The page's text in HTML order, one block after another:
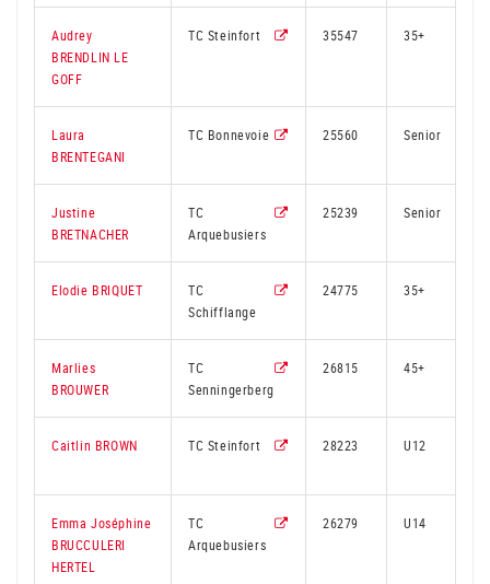
Audrey
BRENDLIN LE
GOFF
TC Steinfort 35547 35+
Laura
BRENTEGANI
TC Bonnevoie 25560 Senior
Justine
BRETNACHER
TC
Arquebusiers
25239 Senior
Elodie BRIQUET
TC
Schifflange
24775 35+
Marlies
BROUWER
TC
Senningerberg
26815 45+
Caitlin BROWN TC Steinfort 28223 U12
Emma Joséphine
BRUCCULERI
HERTEL
TC
Arquebusiers
26279 U14